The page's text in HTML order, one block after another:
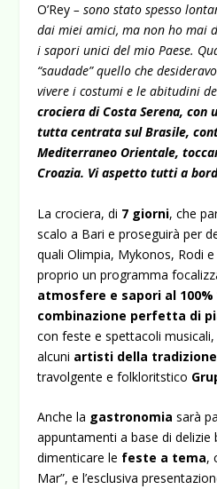
O’Rey – sono stato spesso
dai miei amici, ma non ho mai
i sapori unici del mio Paese.
“saudade” quello che
vivere i costumi e le abitudini
crociera di Costa Serena, con
tutta centrata sul Brasile,
Mediterraneo Orientale,
Croazia. Vi aspetto tutti a
La crociera, di 7 giorni, che
scalo a Bari e proseguirà per
quali Olimpia, Mykonos, Rodi
proprio un programma
atmosfere e sapori al 100%
combinazione perfetta di
con feste e spettacoli
alcuni artisti della
travolgente e folkloritstico
Anche la gastronomia sarà
appuntamenti a base di delizie
dimenticare le feste a tema,
Mar”, e l’esclusiva